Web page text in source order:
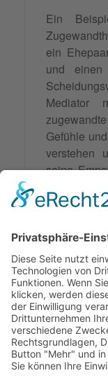
Ein
ein
und einen
Mediator
Gefühle
verstehen
seine
konstruktive
eine für
zu finden.
© 2026 Frank